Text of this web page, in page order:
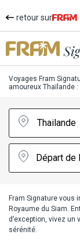
retour sur
Voyages Fram
amoureux Thaïlande
Thailande
Départ de
Fram Signature vous
Royaume du Siam.
d’exception, vivez
sérénité.